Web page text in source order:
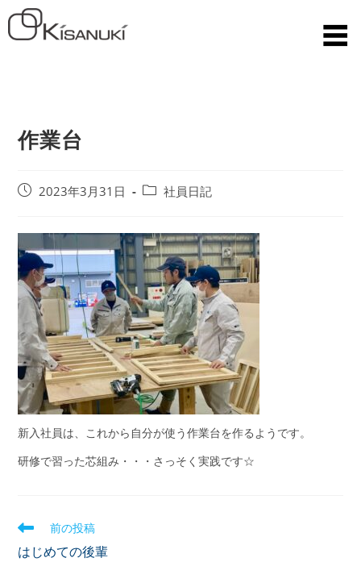
作業台
2023年3月31日 社員日記
新入社員は、これから自分が使う作業台を作るようです。
研修で習った芯組み・・・さっそく実践です☆
前の投稿
はじめての後輩